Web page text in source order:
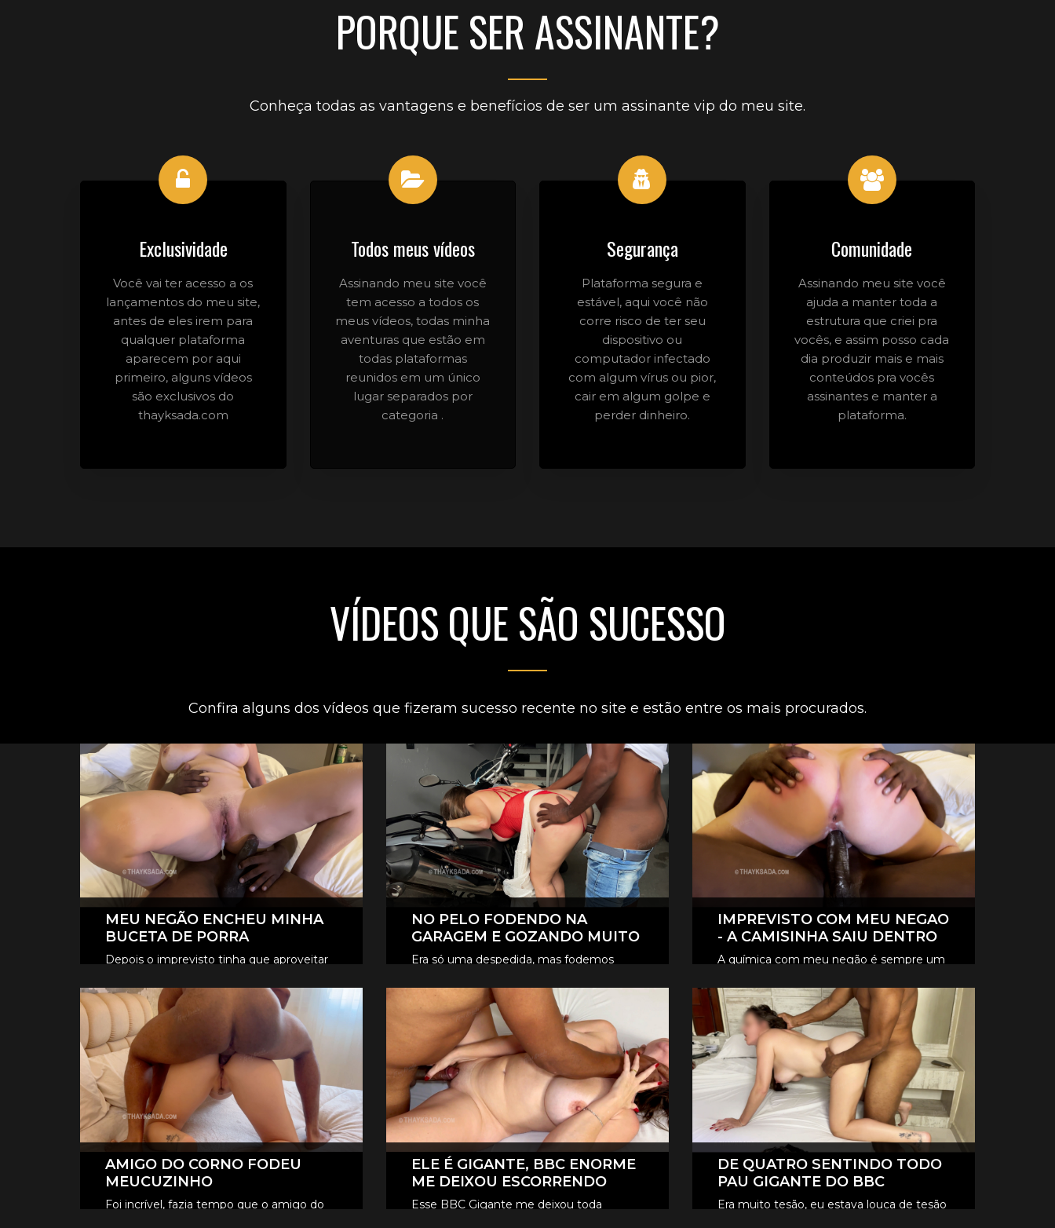
PORQUE SER ASSINANTE?
Conheça todas as vantagens e benefícios de ser um assinante vip do meu site.
Exclusividade
Você vai ter acesso a os
lançamentos do meu site,
antes de eles irem para
qualquer plataforma
aparecem por aqui
primeiro, alguns vídeos
são exclusivos do
thayksada.com
Todos meus vídeos
Assinando meu site você
tem acesso a todos os
meus vídeos, todas minha
aventuras que estão em
todas plataformas
reunidos em um único
lugar separados por
categoria .
Segurança
Plataforma segura e
estável, aqui você não
corre risco de ter seu
dispositivo ou
computador infectado
com algum vírus ou pior,
cair em algum golpe e
perder dinheiro.
Comunidade
Assinando meu site você
ajuda a manter toda a
estrutura que criei pra
vocês, e assim posso cada
dia produzir mais e mais
conteúdos pra vocês
assinantes e manter a
plataforma.
VÍDEOS QUE SÃO SUCESSO
Confira alguns dos vídeos que fizeram sucesso recente no site e estão entre os mais procurados.
MEU NEGÃO ENCHEU MINHA
BUCETA DE PORRA
Depois o imprevisto tinha que aproveitar
tanto que ele encheu minha buceta de
porra, escorreu muito.
CLIQUE AQUI E ASSISTA
NO PELO FODENDO NA
GARAGEM E GOZANDO MUITO
Era só uma despedida, mas fodemos
no pelo, eles revesaram gozar dentro de
mim.
CLIQUE AQUI E ASSISTA
IMPREVISTO COM MEU NEGAO
- A CAMISINHA SAIU DENTRO
A química com meu negão é sempre um
aconteceu um imprevisto, a camisinha
saiu lá dentro de mim.
CLIQUE AQUI E ASSISTA
AMIGO DO CORNO FODEU
MEUCUZINHO
Foi incrível, fazia tempo que o amigo do
ELE É GIGANTE, BBC ENORME
ME DEIXOU ESCORRENDO
Esse BBC Gigante me deixou toda
DE QUATRO SENTINDO TODO
PAU GIGANTE DO BBC
Era muito tesão, eu estava louca de tesão